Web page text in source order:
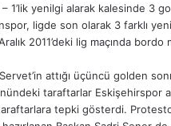
1’lik yenilgi alarak kalesinde 3
ligde son olarak 3 farklı
2011’deki lig maçında bordo
attığı üçüncü golden
taraftarlar Eskişehirspor
tepki gösterdi.